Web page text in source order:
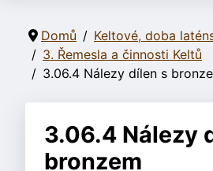
Domů
Keltové, doba
3. Řemesla a činnosti Keltů
3.06.4 Nálezy dílen s
3.06.4 Nálezy
bronzem